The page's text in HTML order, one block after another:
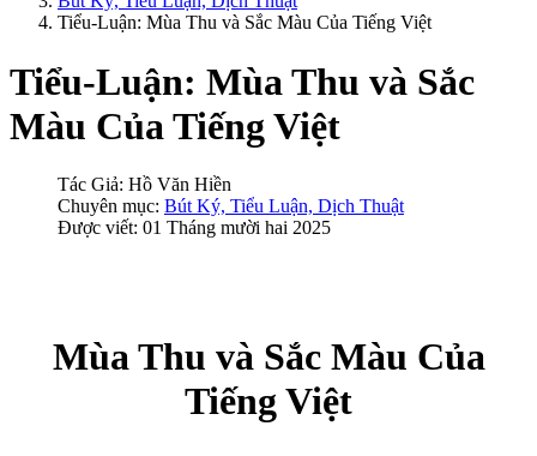
Tiểu-Luận: Mùa Thu và Sắc Màu Của Tiếng Việt
Tiểu-Luận: Mùa Thu và Sắc
Màu Của Tiếng Việt
Tác Giả: Hồ Văn Hiền
Chuyên mục: Bút Ký, Tiểu Luận, Dịch Thuật
Được viết: 01 Tháng mười hai 2025
Mùa Thu và Sắc Màu Của
Tiếng Việt